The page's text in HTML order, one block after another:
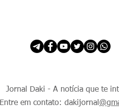
Jornal Daki - A notícia que te
Entre em contato: dakijornal